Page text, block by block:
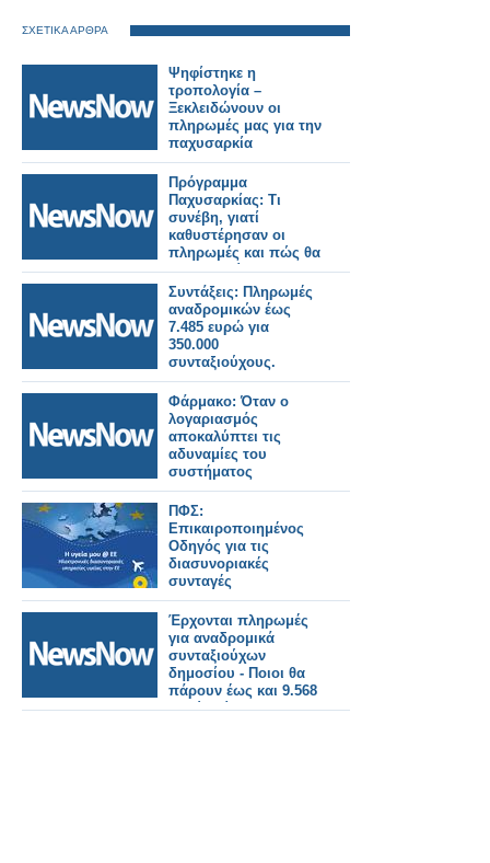
ΣΧΕΤΙΚΑ ΑΡΘΡΑ
Ψηφίστηκε η
τροπολογία –
Ξεκλειδώνουν οι
πληρωμές μας για την
παχυσαρκία
Πρόγραμμα
Παχυσαρκίας: Τι
συνέβη, γιατί
καθυστέρησαν οι
πληρωμές και πώς θα
συνεχιστεί
Συντάξεις: Πληρωμές
αναδρομικών έως
7.485 ευρώ για
350.000
συνταξιούχους.
Φάρμακο: Όταν ο
λογαριασμός
αποκαλύπτει τις
αδυναμίες του
συστήματος
ΠΦΣ:
Επικαιροποιημένος
Οδηγός για τις
διασυνοριακές
συνταγές
Έρχονται πληρωμές
για αναδρομικά
συνταξιούχων
δημοσίου - Ποιοι θα
πάρουν έως και 9.568
ευρώ [πίνακες]